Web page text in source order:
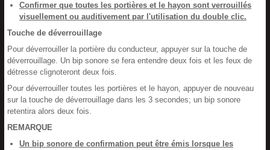
Confirmer que toutes les portières et le hayon sont verrouillés
visuellement ou auditivement par l'utilisation du double clic.
Touche de déverrouillage
Pour déverrouiller la portière du conducteur, appuyer sur la touche de
déverrouillage. Un bip sonore se fera entendre deux fois et les feux de
détresse clignoteront deux fois.
Pour déverrouiller toutes les portières et le hayon, appuyer de nouveau
sur la touche de déverrouillage dans les 3 secondes; un bip sonore
retentira alors deux fois.
REMARQUE
Un bip sonore de confirmation peut être émis lorsque les